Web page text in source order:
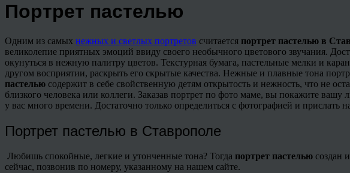
Портрет пастелью
Одним из самых нежных и светлых портретов считается портрет пастелью в
великолепие приятных эмоций ввиду своего необычного цветового звучания.
окунуться в нежную палитру цветов. Текстурная бумага, пастельные мелки и
другом восприятии, раскрыть его скрытые качества. Нежные и плавные тона
пастелью содержит в себе свойственную детям открытость и нежность, что не
близкого человека или коллеги. Заказав портрет по фото маме, вы покажите вашу
у вас много времени. Достаточно только определиться с фотографией и прислать
Портрет пастелью в Ставрополе
Любишь спокойные, легкие и утонченные тона? Тогда портрет пастелью создан
сейчас, позвонив по номеру, указанному на нашем сайте.